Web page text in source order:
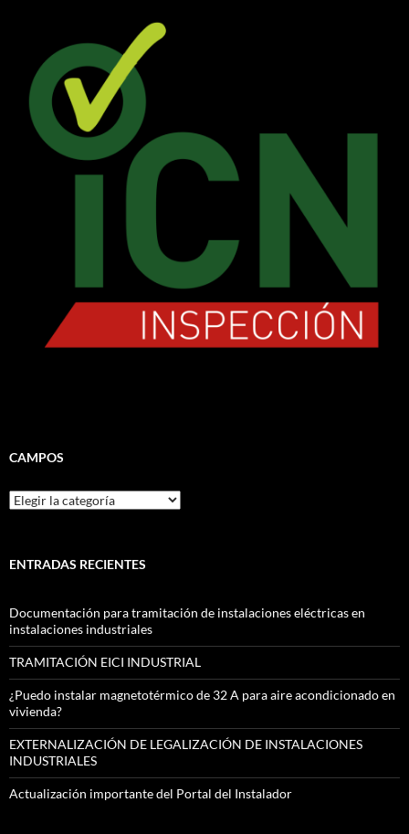
CAMPOS
CAMPOS
ENTRADAS RECIENTES
Documentación para tramitación de instalaciones eléctricas en
instalaciones industriales
TRAMITACIÓN EICI INDUSTRIAL
¿Puedo instalar magnetotérmico de 32 A para aire acondicionado en
vivienda?
EXTERNALIZACIÓN DE LEGALIZACIÓN DE INSTALACIONES
INDUSTRIALES
Actualización importante del Portal del Instalador